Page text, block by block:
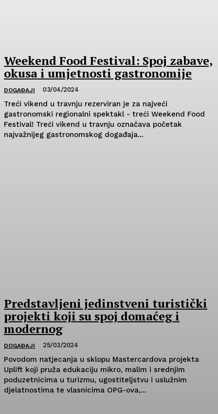
Weekend Food Festival: Spoj zabave,
okusa i umjetnosti gastronomije
DOGAĐAJI 03/04/2024
Treći vikend u travnju rezerviran je za najveći
gastronomski regionalni spektakl - treći Weekend Food
Festival! Treći vikend u travnju označava početak
najvažnijeg gastronomskog događaja...
Predstavljeni jedinstveni turistički
projekti koji su spoj domaćeg i
modernog
DOGAĐAJI 25/03/2024
Povodom natjecanja u sklopu Mastercardova projekta
Uplift koji pruža edukaciju mikro, malim i srednjim
poduzetnicima u turizmu, ugostiteljstvu i uslužnim
djelatnostima te vlasnicima OPG-ova,...